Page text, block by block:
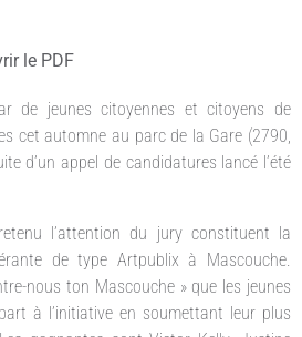
le PDF
de jeunes citoyennes et citoyens de
cet automne au parc de la Gare (2790,
d’un appel de candidatures lancé l’été
l’attention du jury constituent la
de type Artpublix à Mascouche.
nous ton Mascouche » que les jeunes
à l’initiative en soumettant leur plus